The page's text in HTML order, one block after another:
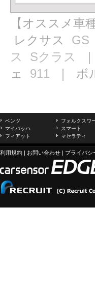
【オススメ車
レクサス GS
ス
Sクラス
ェ 911 ｜ ボ
ベンツ フォルクスワ
マイバッハ
スマート
フィアット
マセラティ
利用規約 | お問い合わせ | プライバシ